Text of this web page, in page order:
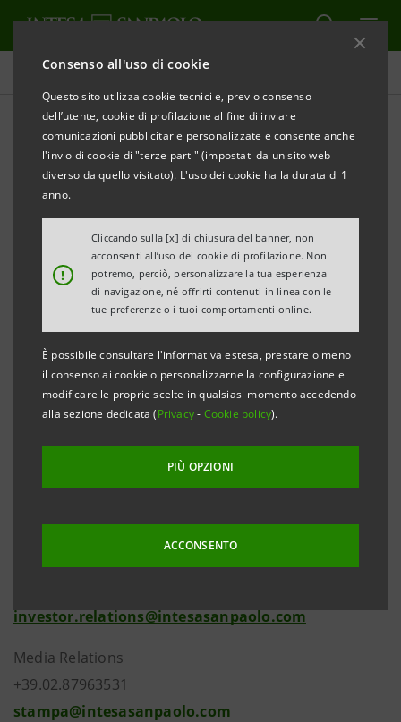
Consenso all'uso di cookie
Questo sito utilizza cookie tecnici e, previo consenso
dell’utente, cookie di profilazione al fine di inviare
comunicazioni pubblicitarie personalizzate e consente anche
l'invio di cookie di "terze parti" (impostati da un sito web
diverso da quello visitato). L'uso dei cookie ha la durata di 1
anno.
!
Cliccando sulla [x] di chiusura del banner, non
acconsenti all’uso dei cookie di profilazione. Non
potremo, perciò, personalizzare la tua esperienza
di navigazione, né offrirti contenuti in linea con le
tue preferenze o i tuoi comportamenti online.
È possibile consultare l'informativa estesa, prestare o meno
il consenso ai cookie o personalizzarne la configurazione e
modificare le proprie scelte in qualsiasi momento accedendo
alla sezione dedicata (Privacy- Cookie policy).
PIÙ OPZIONI
ACCONSENTO
Comunicati stampa
STAMPA AGGIORNA
INTESA SANPAOLO: FITCH RIDUCE I RATING A
SEGUITO DEL DECLASSAMENTO DELL’ITALIA
Torino, Milano, 12 ottobre 2011– Intesa Sanpaolo
informa che l’agenzia internazionale Fitch ha ridotto i
rating assegnati alla Banca ad A (da AA-) per i debiti a
lungo termine, a F1 (da F1+) per quelli a breve termine
e ad a (da aa-) per il viability rating. L’outlook è
negativo.
Questa azione sul rating segue il declassamento
Investor Relations
investor.relations@intesasanpaolo.com
Media Relations
+39.02.87963531
stampa@intesasanpaolo.com